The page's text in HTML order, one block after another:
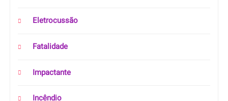
Eletrocussão
Fatalidade
Impactante
Incêndio